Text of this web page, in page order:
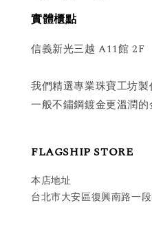
實體櫃點
信義新光三越 A11館 2F
我們精選專業珠寶工坊
一般不鏽鋼鍍金更溫潤的
FLAGSHIP STORE
本店地址
台北市大安區復興南路一